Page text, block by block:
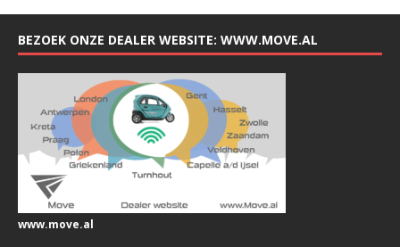
BEZOEK ONZE DEALER WEBSITE: WWW.MOVE.AL
www.move.al